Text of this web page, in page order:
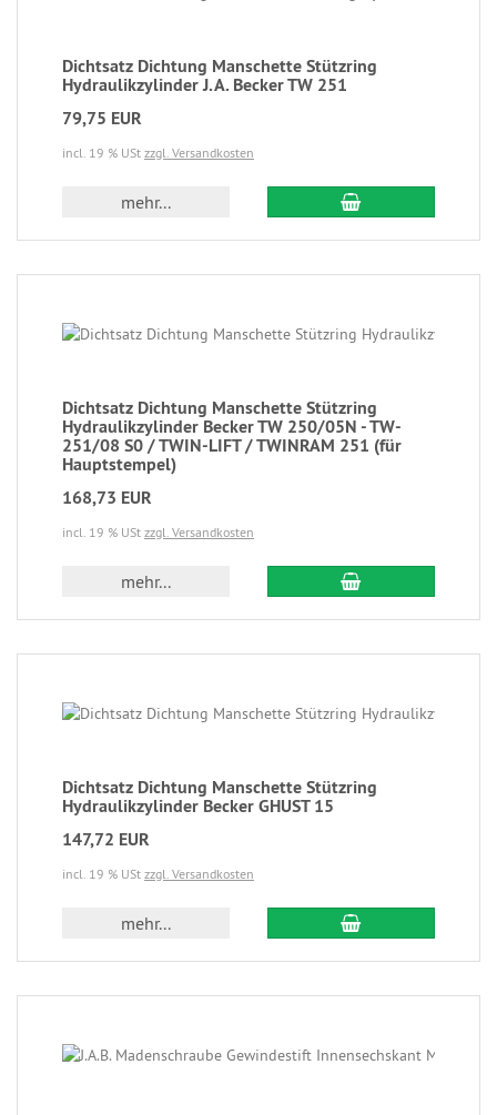
Dichtsatz Dichtung Manschette Stützring
Hydraulikzylinder J.A. Becker TW 251
79,75 EUR
incl. 19 % USt zzgl. Versandkosten
mehr...
Dichtsatz Dichtung Manschette Stützring
Hydraulikzylinder Becker TW 250/05N - TW-
251/08 S0 / TWIN-LIFT / TWINRAM 251 (für
Hauptstempel)
168,73 EUR
incl. 19 % USt zzgl. Versandkosten
mehr...
Dichtsatz Dichtung Manschette Stützring
Hydraulikzylinder Becker GHUST 15
147,72 EUR
incl. 19 % USt zzgl. Versandkosten
mehr...